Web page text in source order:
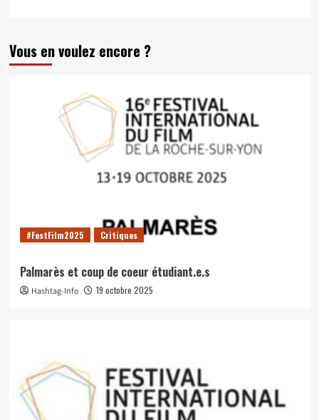
Vous en voulez encore ?
#FestFilm2025 Critiques
Palmarès et coup de coeur étudiant.e.s
Hashtag-Info 19 octobre 2025